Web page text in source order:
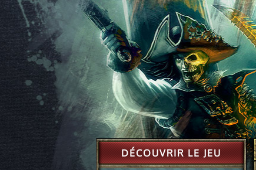
DÉCOUVRIR LE JEU